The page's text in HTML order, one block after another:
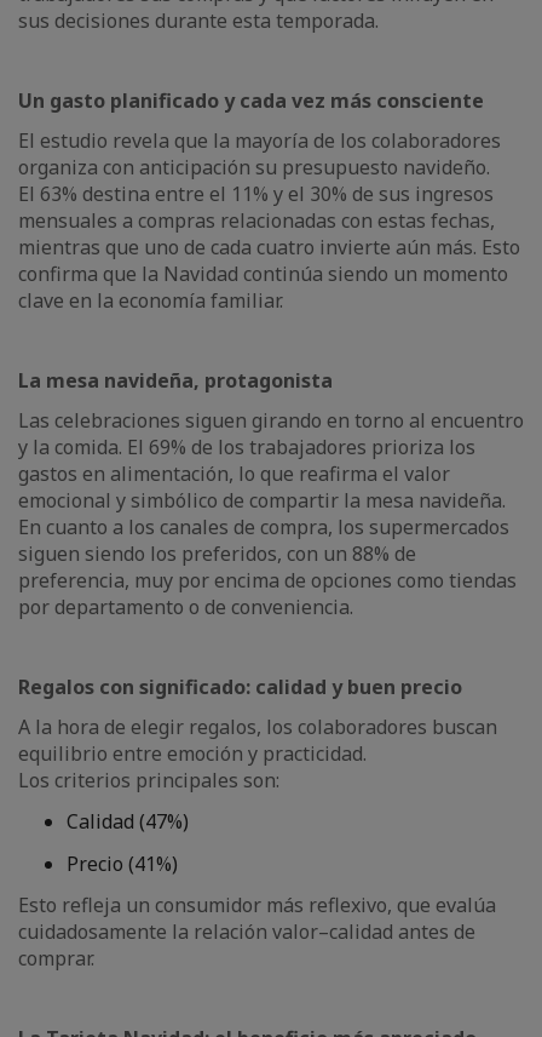
sus decisiones durante esta temporada.
Un gasto planificado y cada vez más consciente
El estudio revela que la mayoría de los colaboradores
organiza con anticipación su presupuesto navideño.
El 63% destina entre el 11% y el 30% de sus ingresos
mensuales a compras relacionadas con estas fechas,
mientras que uno de cada cuatro invierte aún más. Esto
confirma que la Navidad continúa siendo un momento
clave en la economía familiar.
La mesa navideña, protagonista
Las celebraciones siguen girando en torno al encuentro
y la comida. El 69% de los trabajadores prioriza los
gastos en alimentación, lo que reafirma el valor
emocional y simbólico de compartir la mesa navideña.
En cuanto a los canales de compra, los supermercados
siguen siendo los preferidos, con un 88% de
preferencia, muy por encima de opciones como tiendas
por departamento o de conveniencia.
Regalos con significado: calidad y buen precio
A la hora de elegir regalos, los colaboradores buscan
equilibrio entre emoción y practicidad.
Los criterios principales son:
Calidad (47%)
Precio (41%)
Esto refleja un consumidor más reflexivo, que evalúa
cuidadosamente la relación valor–calidad antes de
comprar.